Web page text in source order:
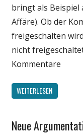
bringt als Beispiel
Affäre). Ob der
freigeschalten
nicht
Kommentare
WEITERLESEN
Gesellschaft
Neue